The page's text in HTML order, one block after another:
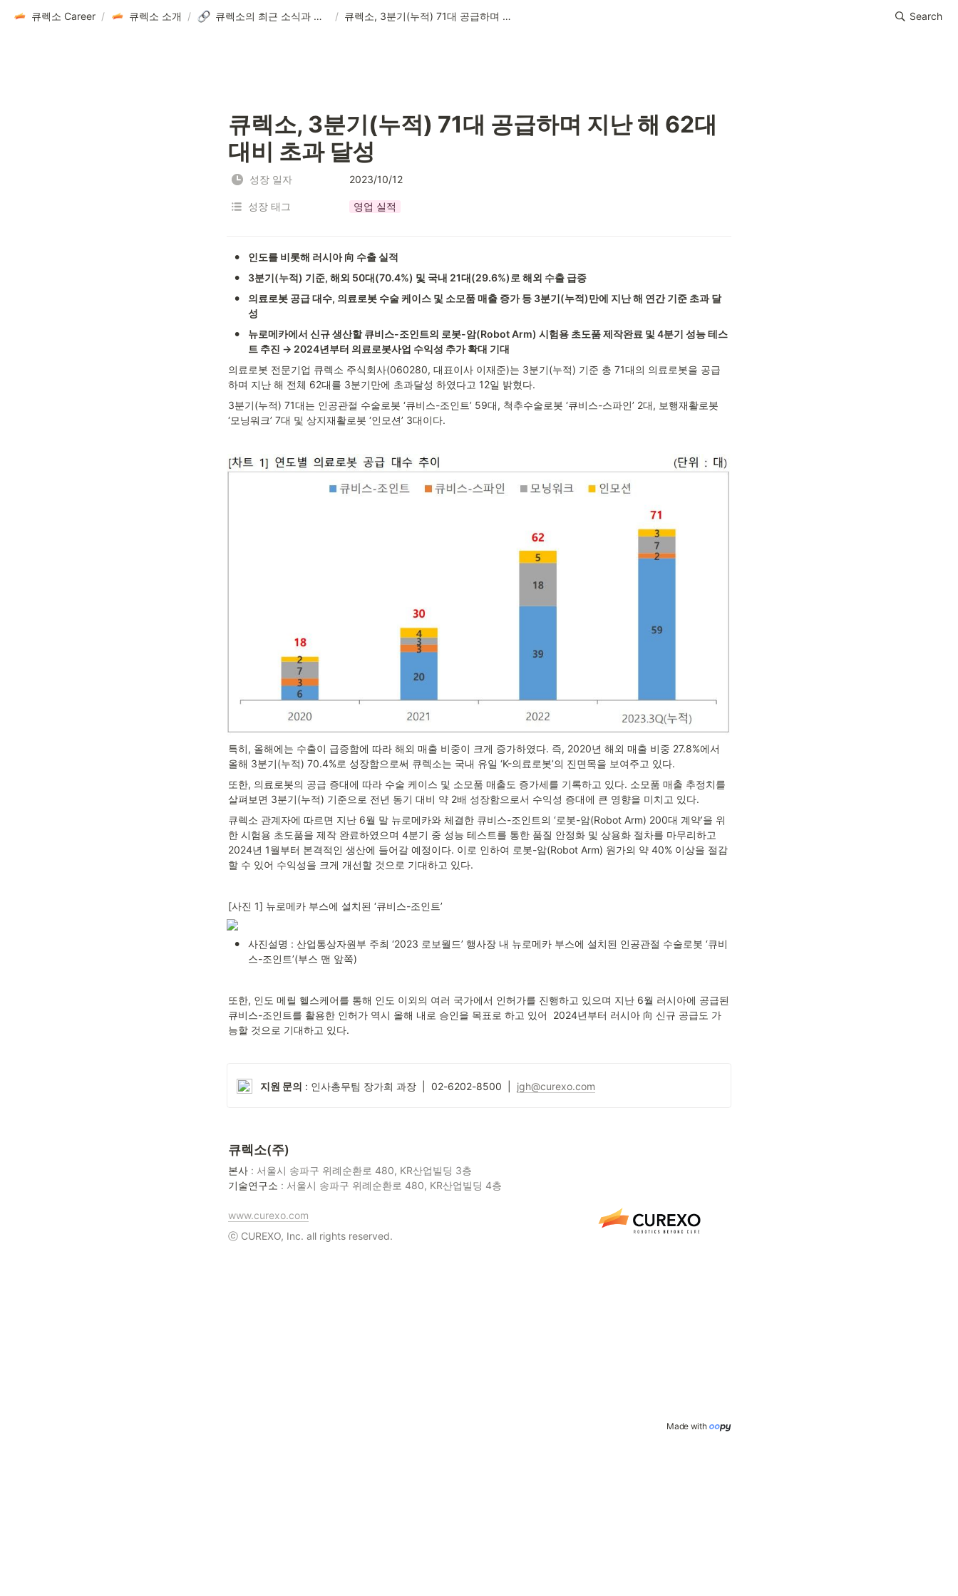
큐렉소 Career / 큐렉소 소개 / 큐렉소의 최근 소식과 성장 / 큐렉소, 3분기(누적) 71대 공급하며 지난 해 62대 대비 초과 달성 Search
큐렉소, 3분기(누적) 71대 공급하며 지난 해 62대
대비 초과 달성
성장 일자 2023/10/12
성장 태그 영업 실적
• 인도를 비롯해 러시아 向 수출 실적
• 3분기(누적) 기준, 해외 50대(70.4%) 및 국내 21대(29.6%)로 해외 수출 급증
•
의료로봇 공급 대수, 의료로봇 수술 케이스 및 소모품 매출 증가 등 3분기(누적)만에 지난 해 연간 기준 초과 달
성
•
뉴로메카에서 신규 생산할 큐비스-조인트의 로봇-암(Robot Arm) 시험용 초도품 제작완료 및 4분기 성능 테스
트 추진 → 2024년부터 의료로봇사업 수익성 추가 확대 기대
의료로봇 전문기업 큐렉소 주식회사(060280, 대표이사 이재준)는 3분기(누적) 기준 총 71대의 의료로봇을 공급
하며 지난 해 전체 62대를 3분기만에 초과달성 하였다고 12일 밝혔다.
3분기(누적) 71대는 인공관절 수술로봇 ‘큐비스-조인트’ 59대, 척추수술로봇 ‘큐비스-스파인’ 2대, 보행재활로봇
‘모닝워크’ 7대 및 상지재활로봇 ‘인모션’ 3대이다.
특히, 올해에는 수출이 급증함에 따라 해외 매출 비중이 크게 증가하였다. 즉, 2020년 해외 매출 비중 27.8%에서
올해 3분기(누적) 70.4%로 성장함으로써 큐렉소는 국내 유일 ‘K-의료로봇’의 진면목을 보여주고 있다.
또한, 의료로봇의 공급 증대에 따라 수술 케이스 및 소모품 매출도 증가세를 기록하고 있다. 소모품 매출 추정치를
살펴보면 3분기(누적) 기준으로 전년 동기 대비 약 2배 성장함으로서 수익성 증대에 큰 영향을 미치고 있다.
큐렉소 관계자에 따르면 지난 6월 말 뉴로메카와 체결한 큐비스-조인트의 ‘로봇-암(Robot Arm) 200대 계약’을 위
한 시험용 초도품을 제작 완료하였으며 4분기 중 성능 테스트를 통한 품질 안정화 및 상용화 절차를 마무리하고
2024년 1월부터 본격적인 생산에 들어갈 예정이다. 이로 인하여 로봇-암(Robot Arm) 원가의 약 40% 이상을 절감
할 수 있어 수익성을 크게 개선할 것으로 기대하고 있다.
[사진 1] 뉴로메카 부스에 설치된 ‘큐비스-조인트’
•
사진설명 : 산업통상자원부 주최 ‘2023 로보월드’ 행사장 내 뉴로메카 부스에 설치된 인공관절 수술로봇 ‘큐비
스-조인트’(부스 맨 앞쪽)
또한, 인도 메릴 헬스케어를 통해 인도 이외의 여러 국가에서 인허가를 진행하고 있으며 지난 6월 러시아에 공급된
큐비스-조인트를 활용한 인허가 역시 올해 내로 승인을 목표로 하고 있어  2024년부터 러시아 向 신규 공급도 가
능할 것으로 기대하고 있다.
지원 문의 : 인사총무팀 장가희 과장  |  02-6202-8500  | jgh@curexo.com
큐렉소(주)
본사
기술연구소 : 서울시 송파구 위례순환로 480, KR산업빌딩 4층
www.curexo.com
ⓒ CUREXO, Inc. all rights reserved.
Made with